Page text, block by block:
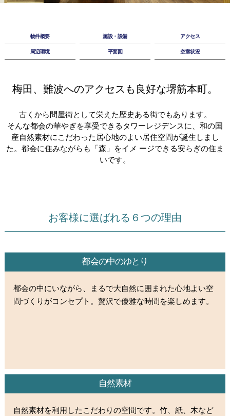
物件概要 施設・設備 アクセス
周辺環境 平面図 空室状況
梅田、難波へのアクセスも良好な堺筋本町。
古くから問屋街として栄えた歴史ある街でもあります。
そんな都会の華やぎを享受できるタワーレジデンスに、和の国
産自然素材にこだわった 居心地のよい居住空間が誕生しまし
た。 都会に住みながらも「森」をイメ ージできる安らぎの住ま
いです。
お客様に選ばれる６つの理由
都会の中のゆとり
都会の中にいながら、まるで大自然に囲まれた心地よい空
間づくりがコンセプト。贅沢で優雅な時間を楽しめます。
自然素材
自然素材を利用したこだわりの空間です。竹、紙、木など